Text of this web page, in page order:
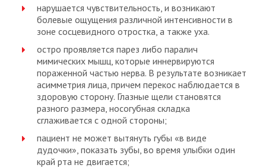
нарушается чувствительность, и возникают
болевые ощущения различной интенсивности в
зоне сосцевидного отростка, а также уха.
остро проявляется парез либо паралич
мимических мышц, которые иннервируются
пораженной частью нерва. В результате возникает
асимметрия лица, причем перекос наблюдается в
здоровую сторону. Глазные щели становятся
разного размера, носогубная складка
сглаживается с одной стороны;
пациент не может вытянуть губы «в виде
дудочки», показать зубы, во время улыбки один
край рта не двигается;